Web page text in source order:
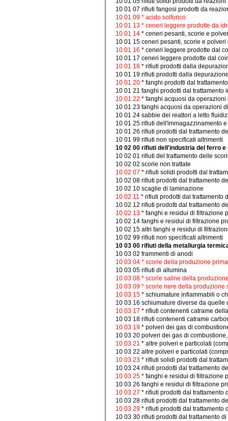
10 01 07 rifiuti fangosi prodotti da
10 01 09 * acido solforico
10 01 13 * ceneri leggere prodotte da
10 01 14 * ceneri pesanti, scorie e
10 01 15 ceneri pesanti, scorie e
10 01 16 * ceneri leggere prodotte dal
10 01 17 ceneri leggere prodotte dal
10 01 18 * rifiuti prodotti dalla
10 01 19 rifiuti prodotti dalla
10 01 20 * fanghi prodotti dal
10 01 21 fanghi prodotti dal
10 01 22 * fanghi acquosi da
10 01 23 fanghi acquosi da operazioni
10 01 24 sabbie dei reattori a letto
10 01 25 rifiuti dell'immagazzinamento
10 01 26 rifiuti prodotti dal trattamento
10 01 99 rifiuti non specificati altrimenti
10 02 00 rifiuti dell'industria del ferro
10 02 01 rifiuti del trattamento delle
10 02 02 scorie non trattate
10 02 07 * rifiuti solidi prodotti dal
10 02 08 rifiuti prodotti dal trattamento
10 02 10 scaglie di laminazione
10 02 11 * rifiuti prodotti dal trattamento
10 02 12 rifiuti prodotti dal trattamento
10 02 13 * fanghi e residui di filtrazione
10 02 14 fanghi e residui di filtrazione
10 02 15 altri fanghi e residui di
10 02 99 rifiuti non specificati altrimenti
10 03 00 rifiuti della metallurgia
10 03 02 frammenti di anodi
10 03 04 * scorie della produzione
10 03 05 rifiuti di allumina
10 03 08 * scorie saline della
10 03 09 * scorie nere della produzione
10 03 15 * schiumature infiammabili o
10 03 16 schiumature diverse da quelle
10 03 17 * rifiuti contenenti catrame
10 03 18 rifiuti contenenti catrame
10 03 19 * polveri dei gas di
10 03 20 polveri dei gas di
10 03 21 * altre polveri e particolati
10 03 22 altre polveri e particolati
10 03 23 * rifiuti solidi prodotti dal
10 03 24 rifiuti prodotti dal trattamento
10 03 25 * fanghi e residui di filtrazione
10 03 26 fanghi e residui di filtrazione
10 03 27 * rifiuti prodotti dal trattamento
10 03 28 rifiuti prodotti dal trattamento
10 03 29 * rifiuti prodotti dal trattamento
10 03 30 rifiuti prodotti dal trattamento